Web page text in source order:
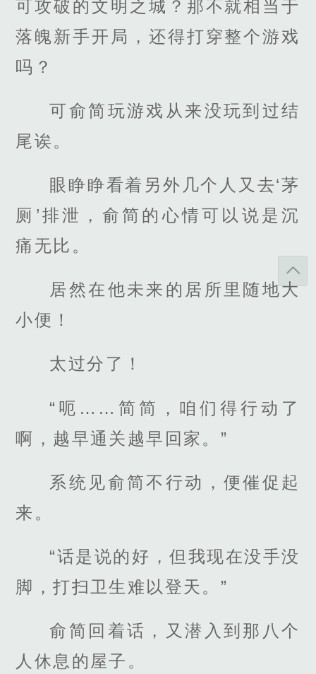
可攻破的文明之城？那不就相当于
落魄新手开局，还得打穿整个游戏
吗？
可俞简玩游戏从来没玩到过结
尾诶。
眼睁睁看着另外几个人又去‘茅
厕’排泄，俞简的心情可以说是沉
痛无比。
居然在他未来的居所里随地大
小便！
太过分了！
“呃……简简，咱们得行动了
啊，越早通关越早回家。”
系统见俞简不行动，便催促起
来。
“话是说的好，但我现在没手没
脚，打扫卫生难以登天。”
俞简回着话，又潜入到那八个
人休息的屋子。